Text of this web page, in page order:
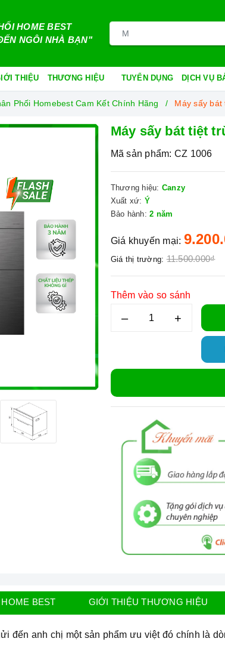
HOME BEST
NGÔI NHÀ BẠN"
THIỆU THƯƠNG HIỆU TUYỂN DỤNG DỊCH VỤ
Phối Homebest Cam Kết Chính Hãng Máy sấy
Máy sấy bát tiệt
Mã sản phẩm: CZ 1006
Thương hiệu: Canzy
Xuất xứ: Ý
Bảo hành: 2 năm
Giá khuyến mại:
Giá thị trường: 11.500.000₫
Thêm vào so sánh
– +
BEST GIỚI THIỆU THƯƠNG HIỆU
đến anh chị một sản phẩm ưu việt đó chính là